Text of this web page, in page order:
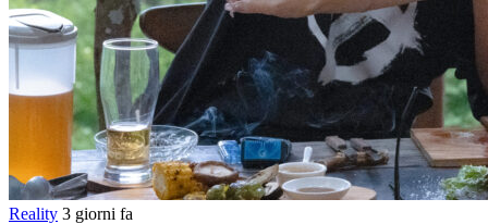
Reality 3 giorni fa